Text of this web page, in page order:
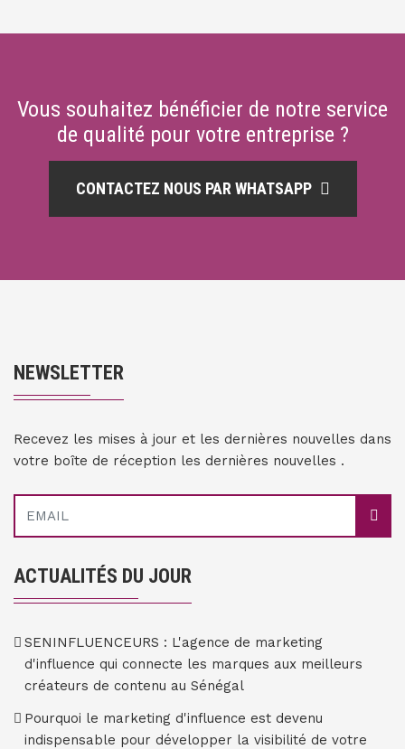
Vous souhaitez bénéficier de notre service
de qualité pour votre entreprise ?
CONTACTEZ NOUS PAR WHATSAPP
NEWSLETTER
Recevez les mises à jour et les dernières nouvelles dans
votre boîte de réception les dernières nouvelles .
ACTUALITÉS DU JOUR
SENINFLUENCEURS : L'agence de marketing
d'influence qui connecte les marques aux meilleurs
créateurs de contenu au Sénégal
Pourquoi le marketing d'influence est devenu
indispensable pour développer la visibilité de votre